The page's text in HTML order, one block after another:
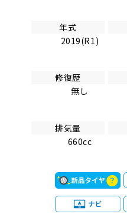
年式
2019(R1)
修復歴
無し
排気量
660cc